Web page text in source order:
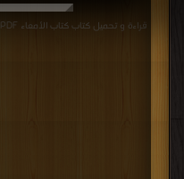
قراءة و تحميل كتاب كتاب الأمعاء PDF مجانا | مكتبة >